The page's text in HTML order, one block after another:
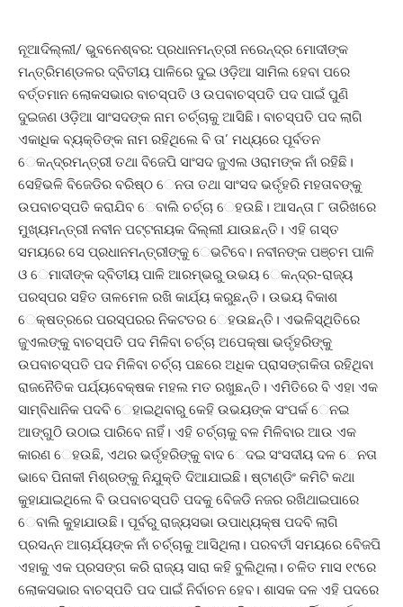
ନୂଆଦିଲ୍ଲୀ/ ଭୁବନେଶ୍ବର: ପ୍ରଧାନମନ୍ତ୍ରୀ ନରେନ୍ଦ୍ର ମୋଦୀଙ୍କ
ମନ୍ତ୍ରିମଣ୍ଡଳର ଦ୍ବିତୀୟ ପାଳିରେ ଦୁଇ ଓଡ଼ିଆ ସାମିଲ ହେବା ପରେ
ବର୍ତ୍ତମାନ ଲୋକସଭାର ବାଚସ୍ପତି ଓ ଉପବାଚସ୍ପତି ପଦ ପାଇଁ ପୁଣି
ଦୁଇଜଣ ଓଡ଼ିଆ ସାଂସଦଙ୍କ ନାମ ଚର୍ଚ୍ଚାକୁ ଆସିଛି। ବାଚସ୍ପତି ପଦ ଲାଗି
ଏକାଧିକ ବ୍ୟକ୍ତିଙ୍କ ନାମ ରହିଥିଲେ ବି ତା’ ମଧ୍ୟରେ ପୂର୍ବତନ
େକନ୍ଦ୍ରମନ୍ତ୍ରୀ ତଥା ବିଜେପି ସାଂସଦ ଜୁଏଲ ଓରାମଙ୍କ ନାଁ ରହିଛି।
ସେହିଭଳି ବିଜେଡିର ବରିଷ୍ଠ େନତା ତଥା ସାଂସଦ ଭର୍ତୃହରି ମହତାବଙ୍କୁ
ଉପବାଚସ୍ପତି କରାଯିବ େବାଲି ଚର୍ଚ୍ଚା େହଉଛି। ଆସନ୍ତା ୮ ତାରିଖରେ
ମୁଖ୍ୟମନ୍ତ୍ରୀ ନବୀନ ପଟ୍ଟନାୟକ ଦିଲ୍ଲୀ ଯାଉଛନ୍ତି। ଏହି ଗସ୍ତ
ସମୟରେ ସେ ପ୍ରଧାନମନ୍ତ୍ରୀଙ୍କୁ େଭଟିବେ। ନବୀନଙ୍କ ପଞ୍ଚମ ପାଳି
ଓ େମାଦୀଙ୍କ ଦ୍ବିତୀୟ ପାଳି ଆରମ୍ଭରୁ ଉଭୟ େକନ୍ଦ୍ର-ରାଜ୍ୟ
ପରସ୍ପର ସହିତ ତାଳମେଳ ରଖି କାର୍ଯ୍ୟ କରୁଛନ୍ତି। ଉଭୟ ବିକାଶ
େକ୍ଷତ୍ରରେ ପରସ୍ପରର ନିକଟତର େହଉଛନ୍ତି। ଏଭଳିସ୍ଥିତିରେ
ଜୁଏଲଙ୍କୁ ବାଚସ୍ପତି ପଦ ମିଳିବା ଚର୍ଚ୍ଚା ଅପେକ୍ଷା ଭର୍ତୃହରିଙ୍କୁ
ଉପବାଚସ୍ପତି ପଦ ମିଳିବା ଚର୍ଚ୍ଚା ପଛରେ ଅଧିକ ପ୍ରାସଙ୍ଗକିତା ରହିଥିବା
ରାଜନୈତିକ ପର୍ଯ୍ୟବେକ୍ଷକ ମହଲ ମତ ରଖୁଛନ୍ତି। ଏମିତିରେ ବି ଏହା ଏକ
ସାମ୍ବିଧାନିକ ପଦବି େହାଇଥିବାରୁ କେହି ଉଭୟଙ୍କ ସଂପର୍କ େନଇ
ଆଙ୍ଗୁଠି ଉଠାଇ ପାରିବେ ନାହିଁ। ଏହି ଚର୍ଚ୍ଚାକୁ ବଳ ମିଳିବାର ଆଉ ଏକ
କାରଣ େହଉଛି, ଏଥର ଭର୍ତୃହରିଙ୍କୁ ବାଦ େଦଇ ସଂସଦୀୟ ଦଳ େନତା
ଭାବେ ପିନାକୀ ମିଶ୍ରଙ୍କୁ ନିଯୁକ୍ତି ଦିଆଯାଇଛି। ଷ୍ଟାଣ୍ଡିଂ କମିଟି କଥା
କୁହାଯାଇଥିଲେ ବି ଉପବାଚସ୍ପତି ପଦକୁ ବିେଜଡି ନଜର ରଖିଥାଇପାରେ
େବାଲି କୁହାଯାଉଛି। ପୂର୍ବରୁ ରାଜ୍ୟସଭା ଉପାଧ୍ୟକ୍ଷ ପଦବି ଲାଗି
ପ୍ରସନ୍ନ ଆଚାର୍ଯ୍ୟଙ୍କ ନାଁ ଚର୍ଚ୍ଚାକୁ ଆସିଥିଲା। ପରବର୍ତୀ ସମୟରେ ବିେଜପି
ଏହାକୁ ଏକ ପ୍ରସଙ୍ଗ କରି ରାଜ୍ୟ ସାରା କହି ବୁଲିଥିଲା। ଚଳିତ ମାସ ୧୯ରେ
ଲୋକସଭାର ବାଚସ୍ପତି ପଦ ପାଇଁ ନିର୍ବାଚନ ହେବ। ଶାସକ ଦଳ ଏହି ପଦରେ